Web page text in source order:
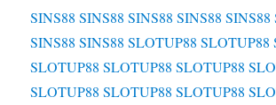
SINS88 SINS88 SINS88 SINS88 SINS88
SINS88 SINS88 SLOTUP88 SLOTUP88
SLOTUP88 SLOTUP88 SLOTUP88
SLOTUP88 SLOTUP88 SLOTUP88